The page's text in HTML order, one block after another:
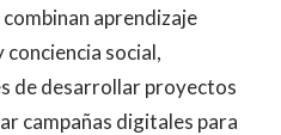
aprendizaje
social,
de desarrollar proyectos
campañas digitales para